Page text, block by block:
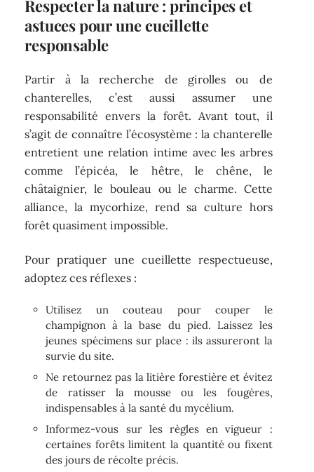
Respecter la nature : principes et
astuces pour une cueillette
responsable
Partir à la recherche de girolles ou de
chanterelles, c’est aussi assumer une
responsabilité envers la forêt. Avant tout, il
s’agit de connaître l’écosystème : la chanterelle
entretient une relation intime avec les arbres
comme l’épicéa, le hêtre, le chêne, le
châtaignier, le bouleau ou le charme. Cette
alliance, la mycorhize, rend sa culture hors
forêt quasiment impossible.
Pour pratiquer une cueillette respectueuse,
adoptez ces réflexes :
Utilisez un couteau pour couper le
champignon à la base du pied. Laissez les
jeunes spécimens sur place : ils assureront la
survie du site.
Ne retournez pas la litière forestière et évitez
de ratisser la mousse ou les fougères,
indispensables à la santé du mycélium.
Informez-vous sur les règles en vigueur :
certaines forêts limitent la quantité ou fixent
des jours de récolte précis.